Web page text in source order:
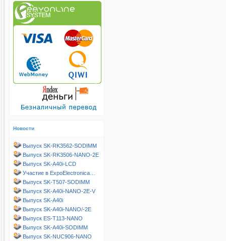
Новости
Выпуск SK-RK3562-SODIMM
Выпуск SK-RK3506-NANO-2E
Выпуск SK-A40i-LCD
Участие в ExpoElectronica…
Выпуск SK-T507-SODIMM
Выпуск SK-A40i-NANO-2E-V
Выпуск SK-A40i
Выпуск SK-A40i-NANO/-2E
Выпуск ES-T113-NANO
Выпуск SK-A40i-SODIMM
Выпуск SK-NUC906-NANO